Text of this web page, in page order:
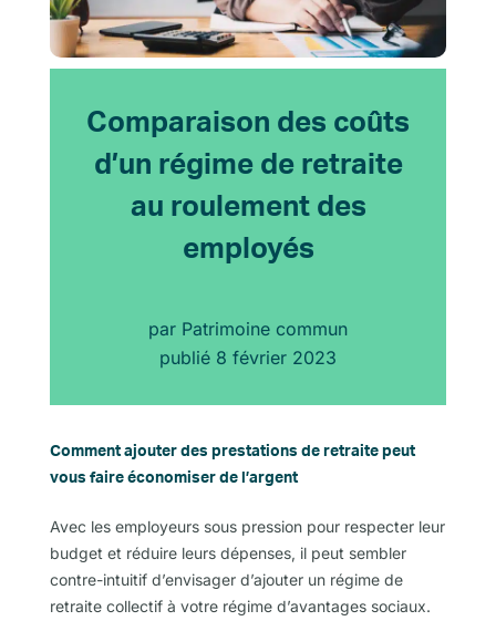
Comparaison des coûts
d’un régime de retraite
au roulement des
employés
par Patrimoine commun
publié 8 février 2023
Comment ajouter des prestations de retraite peut
vous faire économiser de l’argent
Avec les employeurs sous pression pour respecter leur
budget et réduire leurs dépenses, il peut sembler
contre-intuitif d’envisager d’ajouter un régime de
retraite collectif à votre régime d’avantages sociaux.